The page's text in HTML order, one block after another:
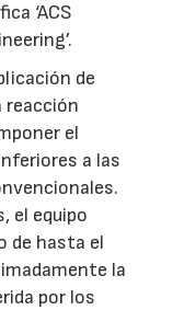
‘ACS
de
reacción
el
a las
el equipo
de hasta el
la
por los